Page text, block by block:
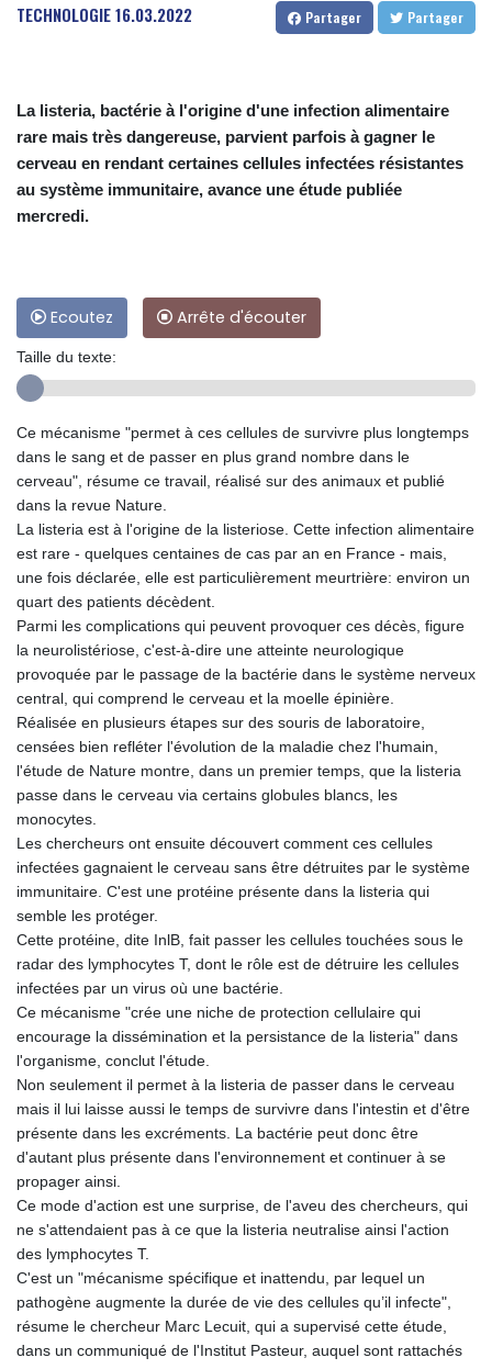
TECHNOLOGIE16.03.2022 Partager Partager
La listeria, bactérie à l'origine d'une infection alimentaire
rare mais très dangereuse, parvient parfois à gagner le
cerveau en rendant certaines cellules infectées résistantes
au système immunitaire, avance une étude publiée
mercredi.
Ecoutez Arrête d'écouter
Taille du texte:
Ce mécanisme "permet à ces cellules de survivre plus longtemps
dans le sang et de passer en plus grand nombre dans le
cerveau", résume ce travail, réalisé sur des animaux et publié
dans la revue Nature.
La listeria est à l'origine de la listeriose. Cette infection alimentaire
est rare - quelques centaines de cas par an en France - mais,
une fois déclarée, elle est particulièrement meurtrière: environ un
quart des patients décèdent.
Parmi les complications qui peuvent provoquer ces décès, figure
la neurolistériose, c'est-à-dire une atteinte neurologique
provoquée par le passage de la bactérie dans le système nerveux
central, qui comprend le cerveau et la moelle épinière.
Réalisée en plusieurs étapes sur des souris de laboratoire,
censées bien refléter l'évolution de la maladie chez l'humain,
l'étude de Nature montre, dans un premier temps, que la listeria
passe dans le cerveau via certains globules blancs, les
monocytes.
Les chercheurs ont ensuite découvert comment ces cellules
infectées gagnaient le cerveau sans être détruites par le système
immunitaire. C'est une protéine présente dans la listeria qui
semble les protéger.
Cette protéine, dite InlB, fait passer les cellules touchées sous le
radar des lymphocytes T, dont le rôle est de détruire les cellules
infectées par un virus où une bactérie.
Ce mécanisme "crée une niche de protection cellulaire qui
encourage la dissémination et la persistance de la listeria" dans
l'organisme, conclut l'étude.
Non seulement il permet à la listeria de passer dans le cerveau
mais il lui laisse aussi le temps de survivre dans l'intestin et d'être
présente dans les excréments. La bactérie peut donc être
d'autant plus présente dans l'environnement et continuer à se
propager ainsi.
Ce mode d'action est une surprise, de l'aveu des chercheurs, qui
ne s'attendaient pas à ce que la listeria neutralise ainsi l'action
des lymphocytes T.
C'est un "mécanisme spécifique et inattendu, par lequel un
pathogène augmente la durée de vie des cellules qu’il infecte",
résume le chercheur Marc Lecuit, qui a supervisé cette étude,
dans un communiqué de l'Institut Pasteur, auquel sont rattachés